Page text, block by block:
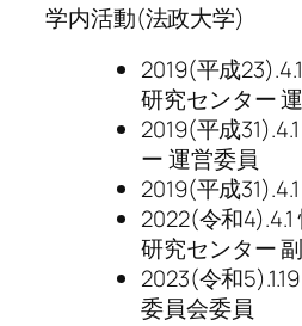
学内活動(法政大学)
2019(平成
研究センター
2019(平成
ー 運営委員
2019(平成
2022(令和
研究センター
2023(令和
委員会委員